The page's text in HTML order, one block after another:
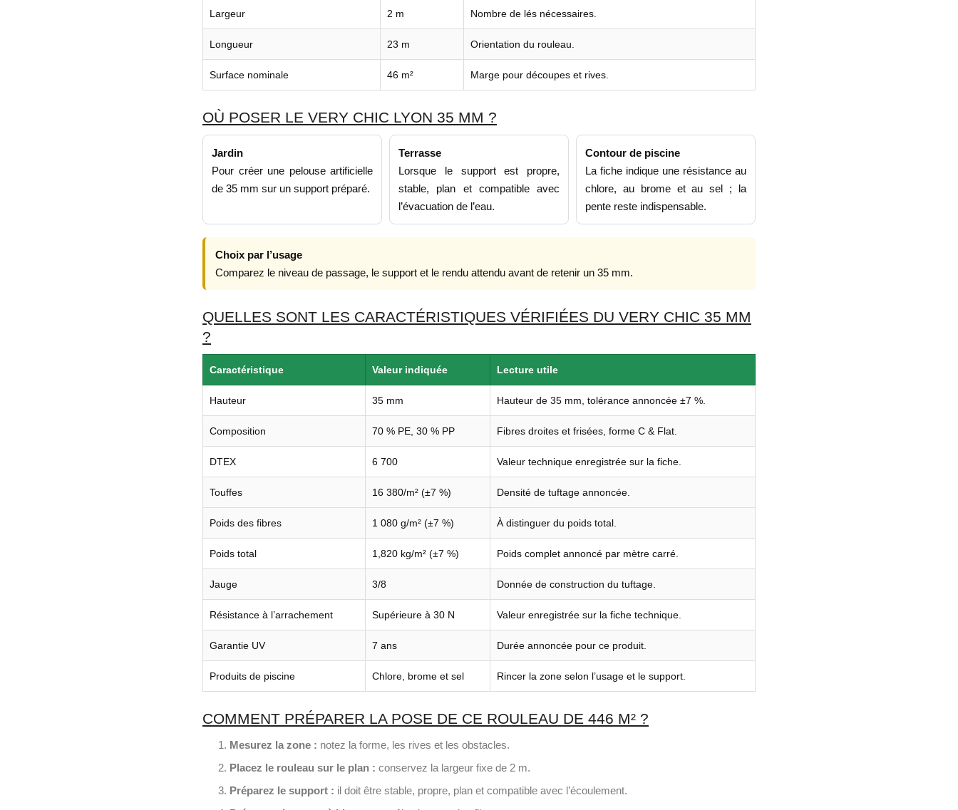
Largeur 2 m Nombre de lés nécessaires.
Longueur 23 m Orientation du rouleau.
Surface nominale 46 m² Marge pour découpes et rives.
OÙ POSER LE VERY CHIC LYON 35 MM ?
Jardin
Pour créer une pelouse artificielle
de 35 mm sur un support préparé.
Terrasse
Lorsque le support est propre,
stable, plan et compatible avec
l’évacuation de l’eau.
Contour de piscine
La fiche indique une résistance au
chlore, au brome et au sel ; la
pente reste indispensable.
Choix par l’usage
Comparez le niveau de passage, le support et le rendu attendu avant de retenir un 35 mm.
QUELLES SONT LES CARACTÉRISTIQUES VÉRIFIÉES DU VERY CHIC 35 MM
?
Caractéristique Valeur indiquée Lecture utile
Hauteur 35 mm Hauteur de 35 mm, tolérance annoncée ±7 %.
Composition 70 % PE, 30 % PP Fibres droites et frisées, forme C & Flat.
DTEX 6 700 Valeur technique enregistrée sur la fiche.
Touffes 16 380/m² (±7 %) Densité de tuftage annoncée.
Poids des fibres 1 080 g/m² (±7 %) À distinguer du poids total.
Poids total 1,820 kg/m² (±7 %) Poids complet annoncé par mètre carré.
Jauge 3/8 Donnée de construction du tuftage.
Résistance à l’arrachement Supérieure à 30 N Valeur enregistrée sur la fiche technique.
Garantie UV 7 ans Durée annoncée pour ce produit.
Produits de piscine Chlore, brome et sel Rincer la zone selon l’usage et le support.
COMMENT PRÉPARER LA POSE DE CE ROULEAU DE 446 M² ?
Mesurez la zone : notez la forme, les rives et les obstacles.
Placez le rouleau sur le plan : conservez la largeur fixe de 2 m.
Préparez le support : il doit être stable, propre, plan et compatible avec l’écoulement.